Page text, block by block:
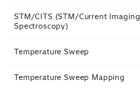
STM/CITS (STM/Current
Spectroscopy)
Temperature Sweep
Temperature Sweep Mapping